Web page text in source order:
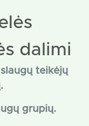
dalimi
teikėjų
grupių.